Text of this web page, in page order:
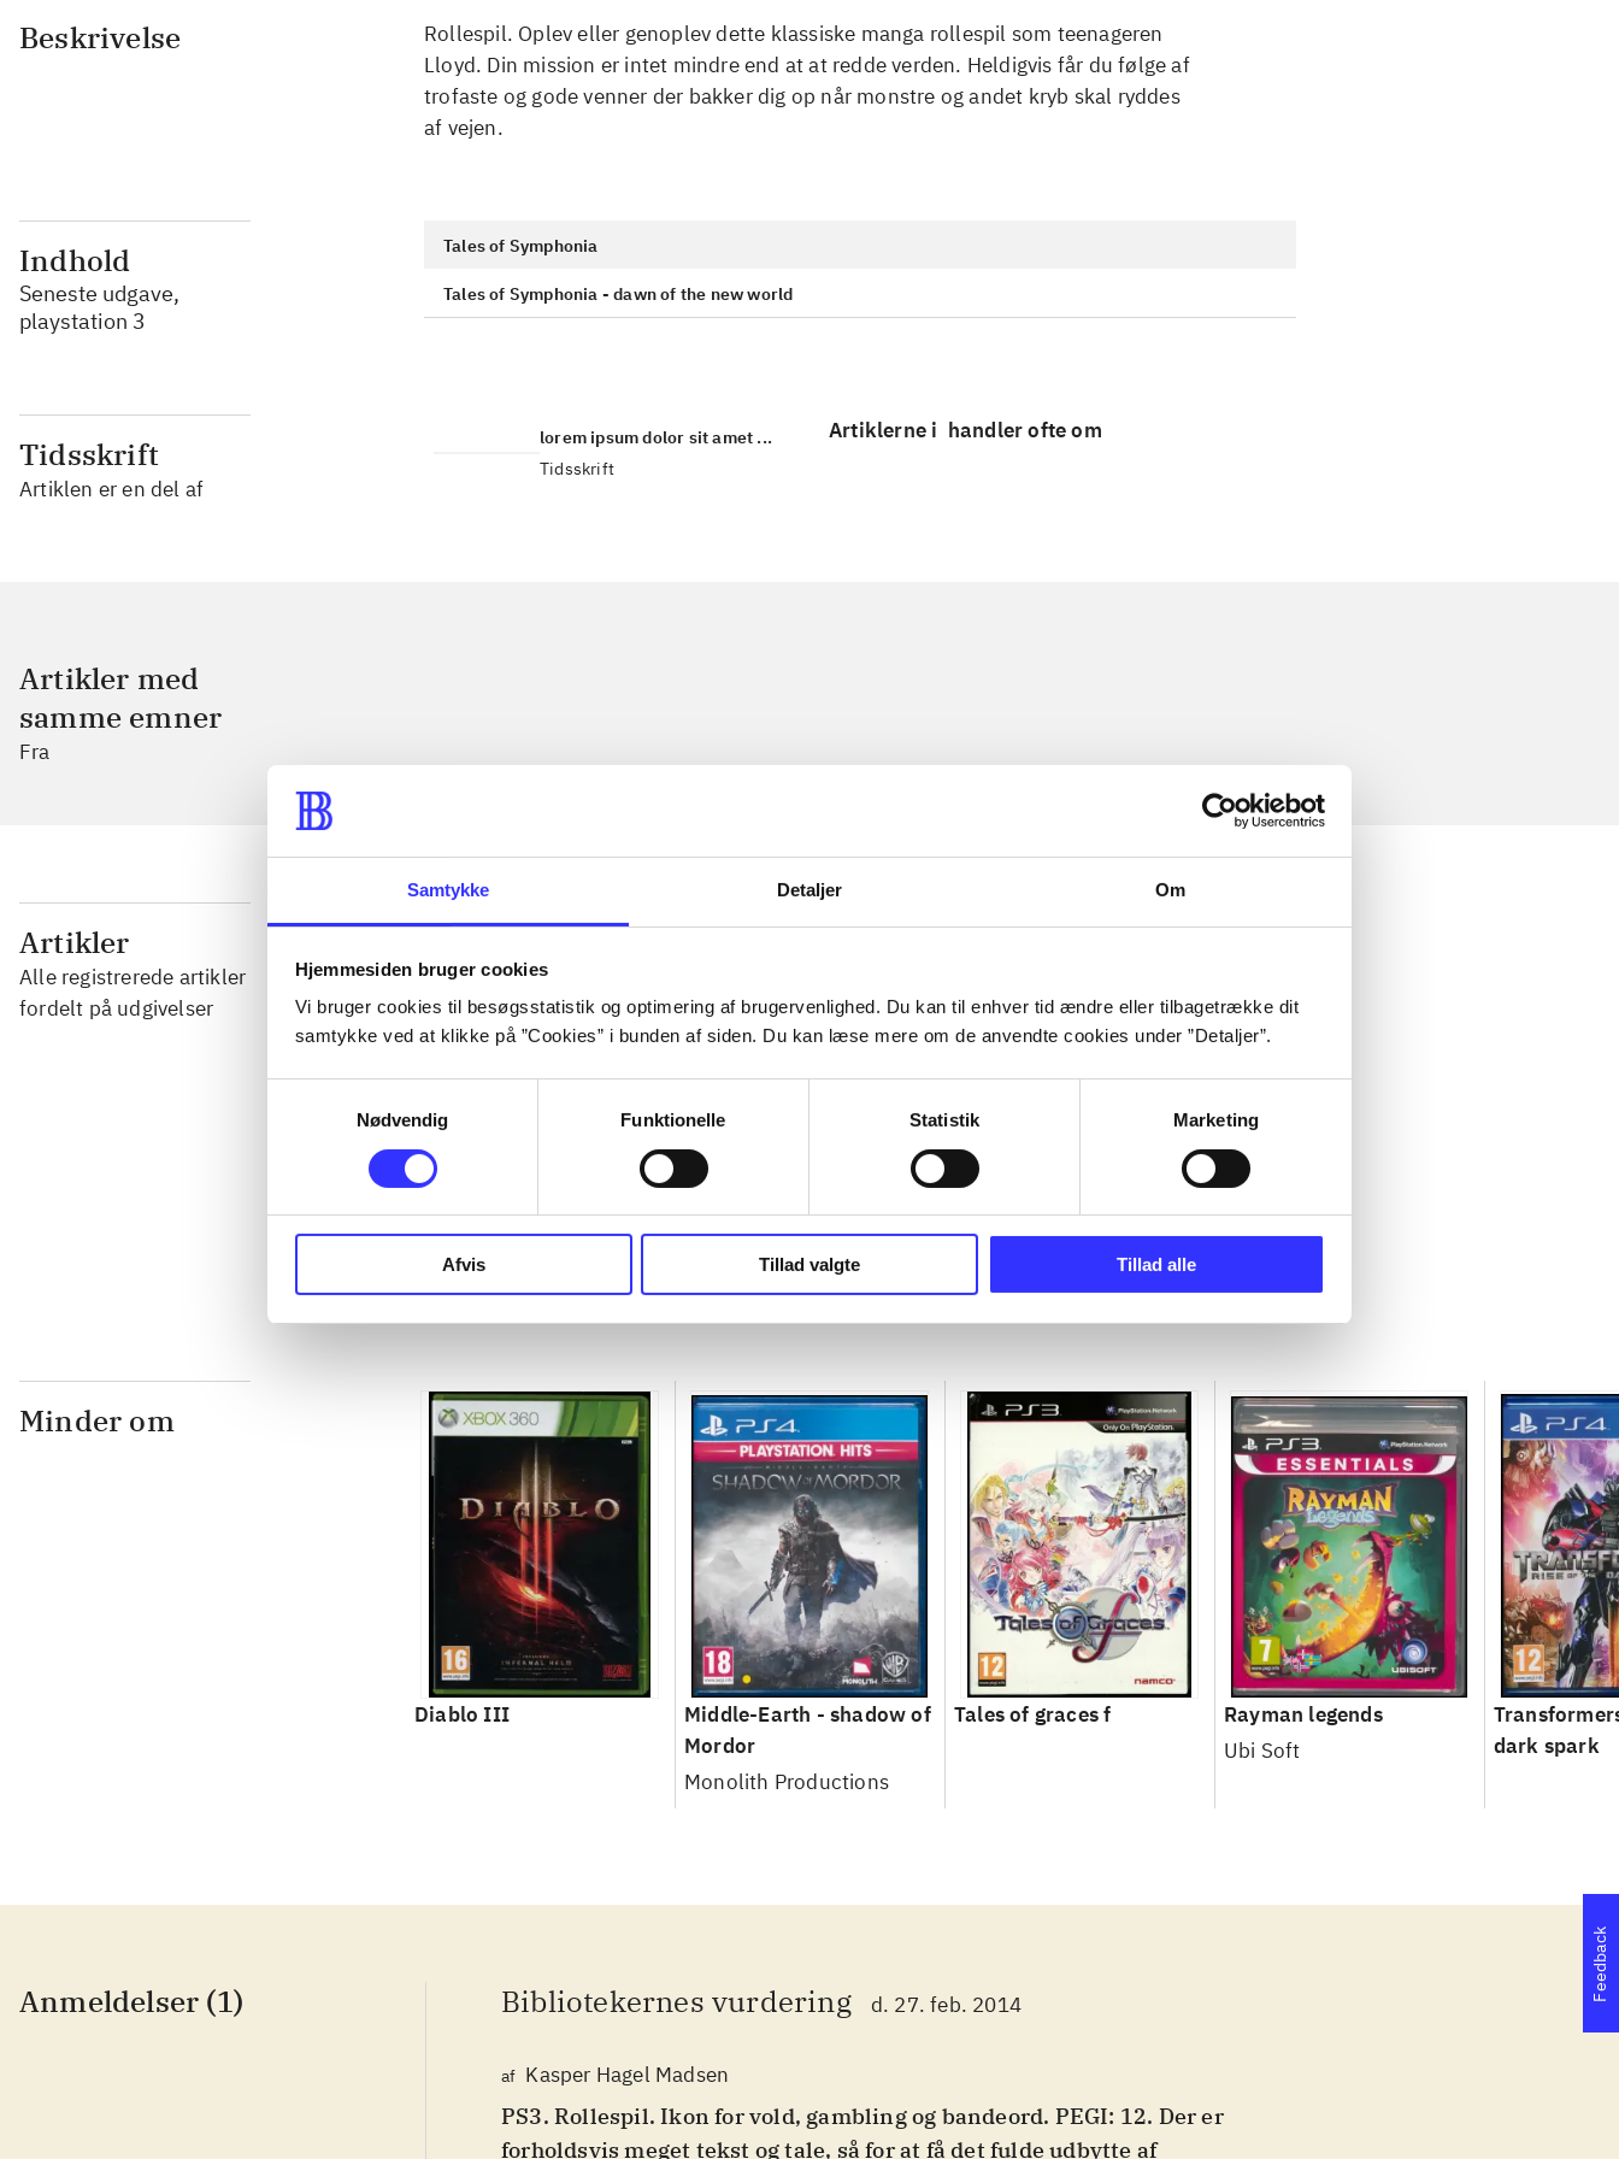
Samtykke Detaljer Om
Hjemmesiden bruger cookies
Vi bruger cookies til besøgsstatistik og optimering af brugervenlighed. Du kan til enhver tid ændre eller tilbagetrække dit
samtykke ved at klikke på ”Cookies” i bunden af siden. Du kan læse mere om de anvendte cookies under ”Detaljer”.
Nødvendig
Funktionelle Statistik Marketing
Afvis Tillad valgte Tillad alle
Beskrivelse
Rollespil. Oplev eller genoplev dette klassiske manga rollespil som teenageren
Lloyd. Din mission er intet mindre end at at redde verden. Heldigvis får du følge af
trofaste og gode venner der bakker dig op når monstre og andet kryb skal ryddes
af vejen.
Indhold
Seneste udgave,
playstation 3
Tales of Symphonia
Tales of Symphonia - dawn of the new world
Tidsskrift
Artiklen er en del af
lorem ipsum dolor sit amet ...
Tidsskrift
Artiklerne i handler ofte om
Artikler med
samme emner
Fra
Artikler
Alle registrerede artikler
fordelt på udgivelser
...
...
...
...
...
Minder om
Diablo III
Middle-Earth - shadow of
Mordor
Monolith Productions
Tales of graces f
Rayman legends
Ubi Soft
dark spark
Anmeldelser (1) Bibliotekernes vurdering d. 27. feb. 2014
af Kasper Hagel Madsen
PS3. Rollespil. Ikon for vold, gambling og bandeord. PEGI: 12. Der er
forholdsvis meget tekst og tale, så for at få det fulde udbytte af
Feedback